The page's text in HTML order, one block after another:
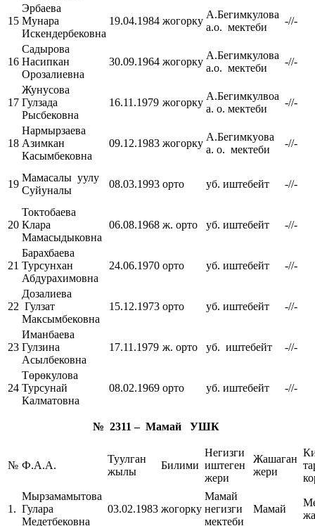
15
Эрбаева
Мунара
Искендербековна
19.04.1984 жогорку
А.Бегимкулова
а.о. мектеби
-//-
16
Садырова
Насипкан
Орозалиевна
30.09.1964 жогорку
А.Бегимкулова
а.о. мектеби
-//-
17
Жунусова
Гулзада
Рысбековна
16.11.1979 жогорку
А.Бегимкулвоа
а. о. мектеби
-//-
18
Нармырзаева
Азимкан
Касымбековна
09.12.1983 жогорку
А.Бегимкуова
а. о. мектеби
-//-
19
Мамасалы уулу
Суйуналы
08.03.1993 орто уб. иштебейт -//-
20
Токтобаева
Клара
Мамасыдыковна
06.08.1968 ж. орто уб. иштебейт -//-
21
Барахбаева
Турсунхан
Абдурахимовна
24.06.1970 орто уб. иштебейт -//-
22
Дозалиева
Гулзат
Максымбековна
15.12.1973 орто уб. иштебейт -//-
23
Иманбаева
Гулзина
Асылбековна
17.11.1979 ж. орто уб. иштебейт -//-
24
Төрөкулова
Турсунай
Калматовна
08.02.1969 орто уб. иштебейт -//-
№ 2311 – Мамай УШК
№ Ф.А.А.
Туулган
жылы
Билими
Негизги
иштеген
жери
Жашаган
жери
1.
Мырзамамытова
Гулара
Медетбековна
03.02.1983 жогорку
Мамай
негизги
мектеби
Мамай